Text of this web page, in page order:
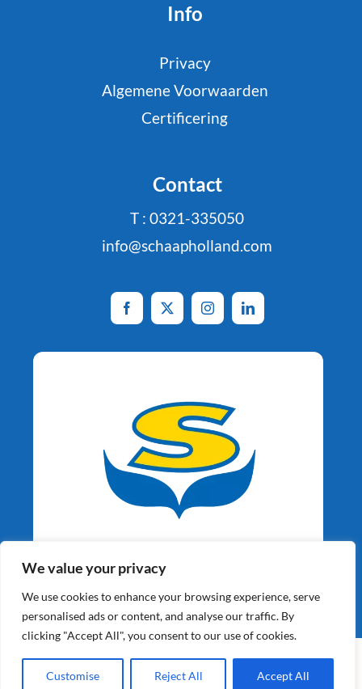
We value your privacy
We use cookies to enhance your browsing experience, serve
personalised ads or content, and analyse our traffic. By
clicking "Accept All", you consent to our use of cookies.
Customise Reject All Accept All
Info
Privacy
Algemene Voorwaarden
Certificering
Contact
T : 0321-335050
info@schaapholland.com
©2026 Schaap Holland BV | Alle Rechten Voorbehouden |
Website gebouwd door XY Web Solutions BV